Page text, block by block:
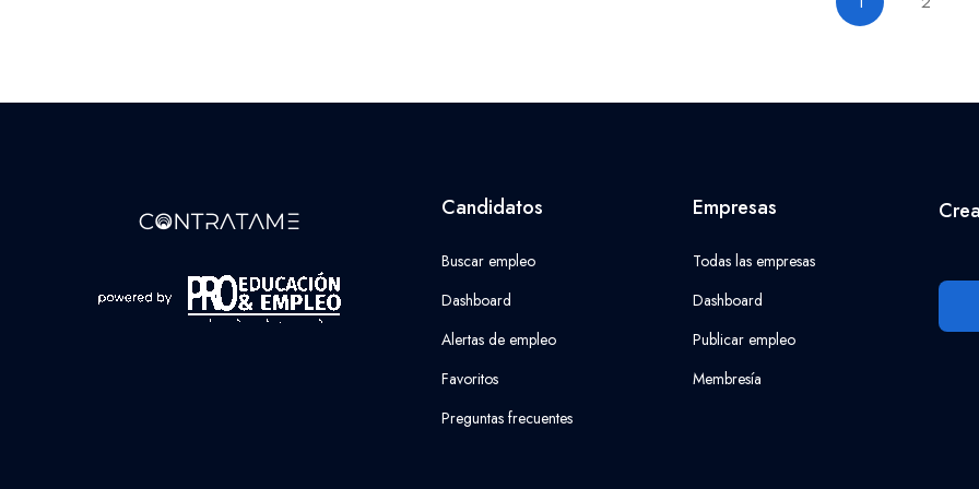
Candidatos
Buscar empleo
Dashboard
Alertas de empleo
Favoritos
Preguntas frecuentes
Empresas
Todas las empresas
Dashboard
Publicar empleo
Membresía